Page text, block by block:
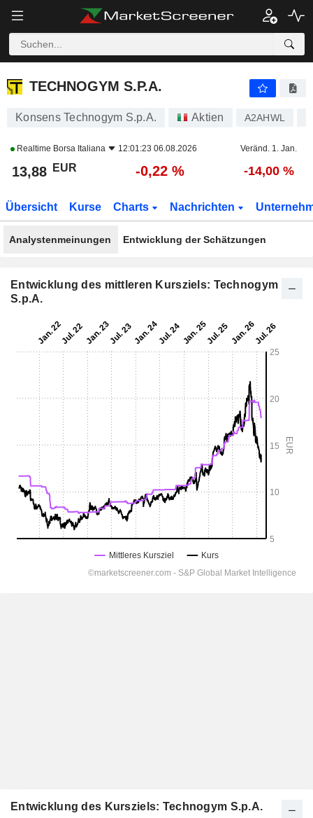
TECHNOGYM S.P.A.
TECHNOGYM S.P.A.
Konsens Technogym S.p.A. Aktien A2AHWL
Realtime Borsa Italiana 12:01:23 06.08.2026 Veränd. 1. Jan.
13,88 EUR -0,22 % -14,00 %
Übersicht Kurse Charts Nachrichten
Analystenmeinungen Entwicklung der Schätzungen
Entwicklung des mittleren Kursziels: Technogym
S.p.A.
Entwicklung des Kursziels: Technogym S.p.A.